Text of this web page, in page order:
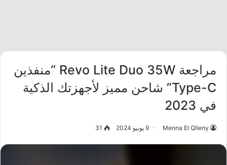
مراجعة Revo Lite Duo 35W “منفذين
Type-C” شاحن مميز لأجهزتك الذكية
في 2023
Menna El Qlleny 9 يونيو 2024 31